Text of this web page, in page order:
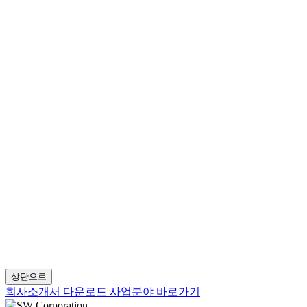
상단으로
회사소개서 다운로드 사업분야 바로가기